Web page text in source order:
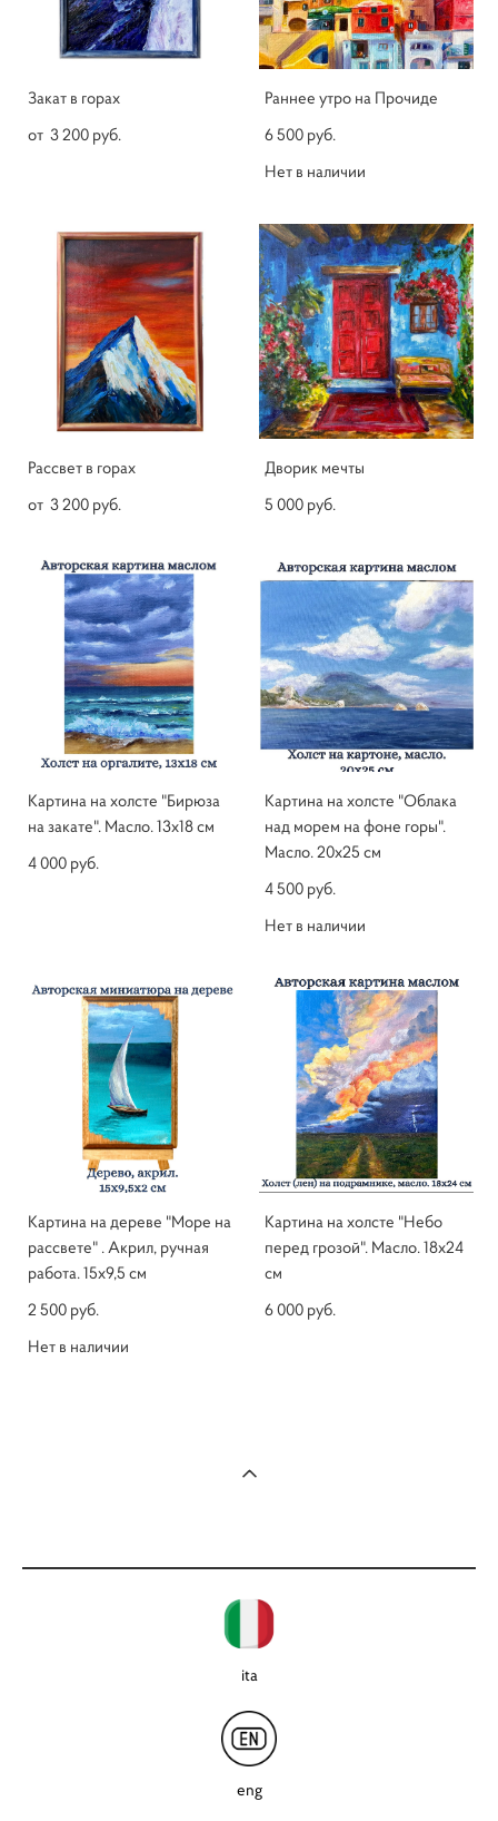
Закат в горах
от 3 200 pуб.
Раннее утро на Прочиде
6 500 pуб.
Нет в наличии
Рассвет в горах
от 3 200 pуб.
Дворик мечты
5 000 pуб.
Картина на холсте "Бирюза
на закате". Масло. 13х18 см
4 000 pуб.
Картина на холсте "Облака
над морем на фоне горы".
Масло. 20х25 см
4 500 pуб.
Нет в наличии
Картина на дереве "Море на
рассвете" . Акрил, ручная
работа. 15х9,5 см
2 500 pуб.
Нет в наличии
Картина на холсте "Небо
перед грозой". Масло. 18х24
см
6 000 pуб.
ita
eng